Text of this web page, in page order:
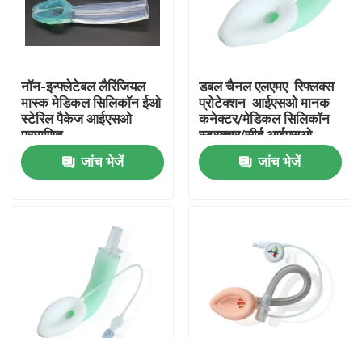
वीआर दिखाएँ
नॉन-इन्फ्लेटेबल लैरिंजियल
मास्क मेडिकल सिलिकॉन ईओ
स्टेरिल पैकेज आईएसओ
प्रमाणित
जांच भेजें
डबल चैनल एलएमए ️ रिफ्लक्स
प्रोटेक्शन ️ आईएसओ मानक
कनेक्टर/मेडिकल सिलिकॉन
स्ट्रक्चर/सीई आईएसओ
जांच भेजें